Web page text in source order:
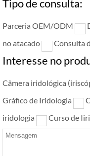
Tipo de consulta:
Parceria OEM/ODM
no atacado
Consulta
Interesse no
Câmera iridológica
Gráfico de Iridologia
iridologia
Curso de